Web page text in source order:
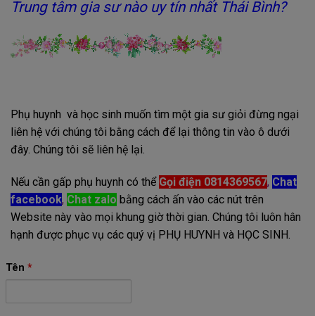
Trung tâm gia sư nào uy tín nhất Thái Bình?
Phụ huynh và học sinh muốn tìm một gia sư giỏi đừng ngại
liên hệ với chúng tôi bằng cách để lại thông tin vào ô dưới
đây. Chúng tôi sẽ liên hệ lại.
Nếu cần gấp phụ huynh có thể Gọi điện 0814369567, Chat
facebook, Chat zalo bằng cách ấn vào các nút trên
Website này vào mọi khung giờ thời gian. Chúng tôi luôn hân
hạnh được phục vụ các quý vị PHỤ HUYNH và HỌC SINH.
Tên *